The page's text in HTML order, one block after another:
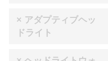
× アダプティブヘッ
ドライト